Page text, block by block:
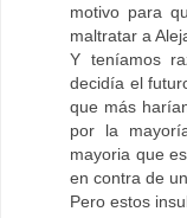
motivo para
maltratar a
Y teníamos
decidía el
que más
por la
mayoria que
en contra de
Pero estos